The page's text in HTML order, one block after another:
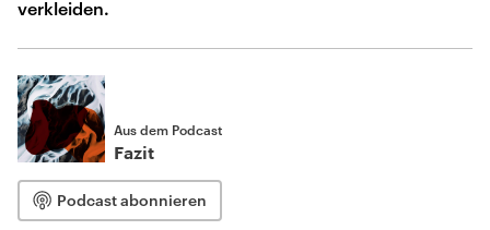
verkleiden.
Aus dem Podcast
Fazit
Podcast abonnieren